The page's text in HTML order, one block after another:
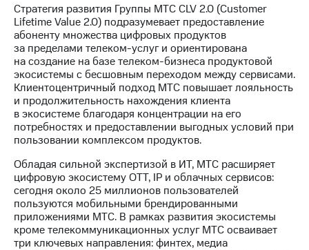
акций
Описание
Программа
приобретения
Порядок
выкупа
акций
Дивиденды
Рынок
облигаций
Описание
Еврооблигации-2023
Уведомление
о
погашении
именных
облигаций
Стратегия развития Группы МТС CLV 2.0 (Customer
Lifetime Value 2.0) подразумевает предоставление
абоненту множества цифровых продуктов
за пределами телеком-услуги ориентирована
на создание на базетелеком-бизнеса продуктовой
экосистемы с бесшовным переходом между сервисами.
Клиентоцентричный подход МТС повышает лояльность
и продолжительность нахождения клиента
в экосистеме благодаря концентрации на его
потребностях и предоставлении выгодных условий при
пользовании комплексом продуктов.
Обладая сильной экспертизой в ИТ, МТС расширяет
цифровую экосистему OTT, IP и облачных сервисов:
сегодня около 25 миллионов пользователей
пользуются мобильными брендированными
приложениями МТС. В рамках развития экосистемы
кроме телекоммуникационных услуг МТС осваивает
три ключевых направления: финтех, медиа